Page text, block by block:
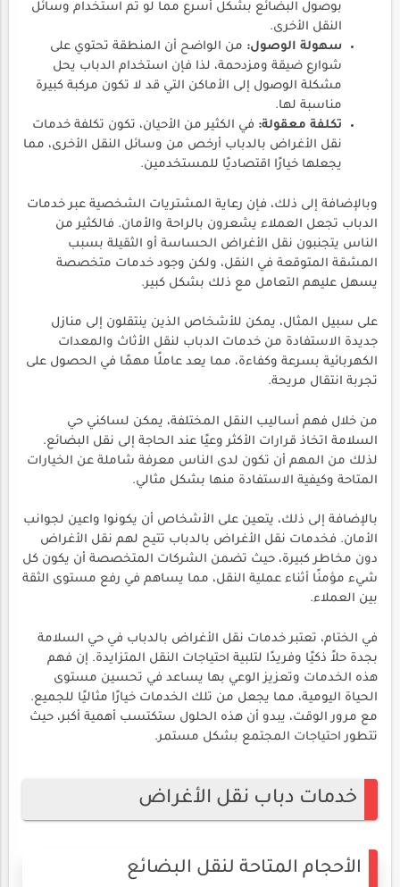
بوصول البضائع بشكل أسرع مما لو تم استخدام وسائل
النقل الأخرى.
سهولة الوصول: من الواضح أن المنطقة تحتوي على
شوارع ضيقة ومزدحمة، لذا فإن استخدام الدباب يحل
مشكلة الوصول إلى الأماكن التي قد لا تكون مركبة كبيرة
مناسبة لها.
تكلفة معقولة: في الكثير من الأحيان، تكون تكلفة خدمات
نقل الأغراض بالدباب أرخص من وسائل النقل الأخرى، مما
يجعلها خيارًا اقتصاديًا للمستخدمين.
وبالإضافة إلى ذلك، فإن رعاية المشتريات الشخصية عبر خدمات
الدباب تجعل العملاء يشعرون بالراحة والأمان. فالكثير من
الناس يتجنبون نقل الأغراض الحساسة أو الثقيلة بسبب
المشقة المتوقعة في النقل، ولكن وجود خدمات متخصصة
يسهل عليهم التعامل مع ذلك بشكل كبير.
على سبيل المثال، يمكن للأشخاص الذين ينتقلون إلى منازل
جديدة الاستفادة من خدمات الدباب لنقل الأثاث والمعدات
الكهربائية بسرعة وكفاءة، مما يعد عاملًا مهمًا في الحصول على
تجربة انتقال مريحة.
من خلال فهم أساليب النقل المختلفة، يمكن لساكني حي
السلامة اتخاذ قرارات الأكثر وعيًا عند الحاجة إلى نقل البضائع.
لذلك من المهم أن تكون لدى الناس معرفة شاملة عن الخيارات
المتاحة وكيفية الاستفادة منها بشكل مثالي.
بالإضافة إلى ذلك، يتعين على الأشخاص أن يكونوا واعين لجوانب
الأمان. فخدمات نقل الأغراض بالدباب تتيح لهم نقل الأغراض
دون مخاطر كبيرة، حيث تضمن الشركات المتخصصة أن يكون كل
شيء مؤمنًا أثناء عملية النقل، مما يساهم في رفع مستوى الثقة
بين العملاء.
في الختام، تعتبر خدمات نقل الأغراض بالدباب في حي السلامة
بجدة حلاً ذكيًا وفريدًا لتلبية احتياجات النقل المتزايدة. إن فهم
هذه الخدمات وتعزيز الوعي بها يساعد في تحسين مستوى
الحياة اليومية، مما يجعل من تلك الخدمات خيارًا مثاليًا للجميع.
مع مرور الوقت، يبدو أن هذه الحلول ستكتسب أهمية أكبر، حيث
تتطور احتياجات المجتمع بشكل مستمر.
خدمات دباب نقل الأغراض
الأحجام المتاحة لنقل البضائع